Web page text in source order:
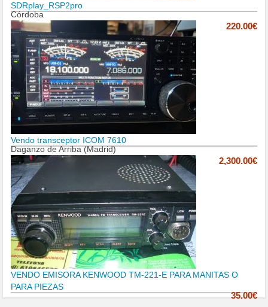
SDRplay_RSP2pro
Córdoba
220.00€
Vendo transceptor ICOM 7610
Daganzo de Arriba (Madrid)
2,300.00€
VENDO EMISORA KENWOOD TM-221-E PARA MANITAS O
PARA PIEZAS
35.00€